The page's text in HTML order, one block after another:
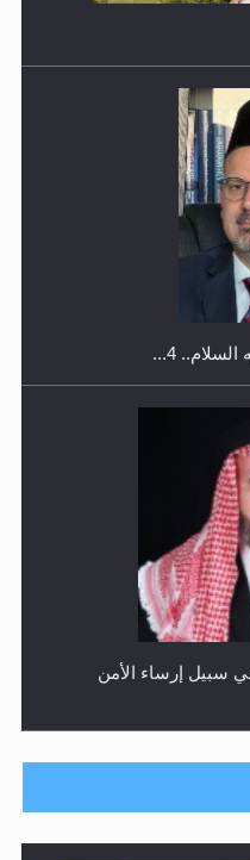
طلاب من مدرسة الحفظ في
4...
سبيل إرساء الأمن